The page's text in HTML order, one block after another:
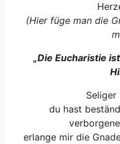
(Hier füge man die
„Die Eucharistie
Seliger
du hast
erlange mir die